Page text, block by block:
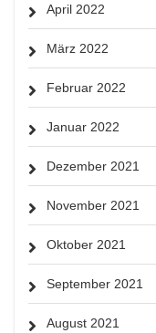
April 2022
März 2022
Februar 2022
Januar 2022
Dezember 2021
November 2021
Oktober 2021
September 2021
August 2021